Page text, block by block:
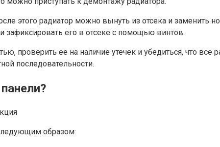
этого радиатор можно вынуть из отсека и заменить
зафиксировать его в отсеке с помощью винтов.
проверить ее на наличие утечек и убедиться, что
последовательности.
образом: